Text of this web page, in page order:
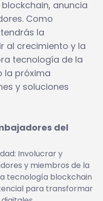
anuncia
Como
la
al crecimiento y la
tecnología de la
la próxima
y soluciones
del
Involucrar y
y miembros de la
tecnología blockchain
para transformar